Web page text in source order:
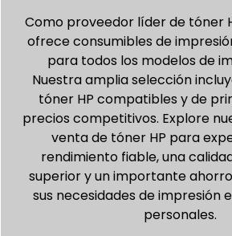
Como proveedor líder de tóner
ofrece consumibles de
para todos los modelos de
Nuestra amplia selección
tóner HP compatibles y de
precios competitivos. Explore
venta de tóner HP para
rendimiento fiable, una
superior y un importante
sus necesidades de impresión
personales.